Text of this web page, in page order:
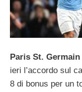
Paris St. Germain
ieri l’accordo sul
8 di bonus per un